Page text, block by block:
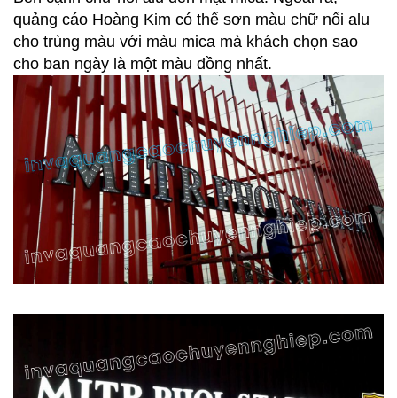
quảng cáo Hoàng Kim có thể sơn màu chữ nổi alu
cho trùng màu với màu mica mà khách chọn sao
cho ban ngày là một màu đồng nhất.